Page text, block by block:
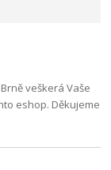
veškerá Vaše
eshop. Děkujeme